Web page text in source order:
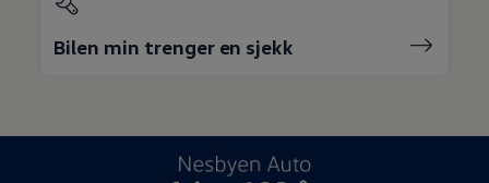
Bilen min trenger en sjekk